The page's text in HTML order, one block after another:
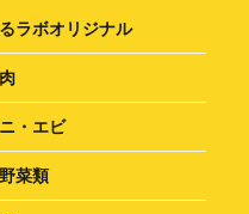
ラボオリジナル
・エビ
菜類